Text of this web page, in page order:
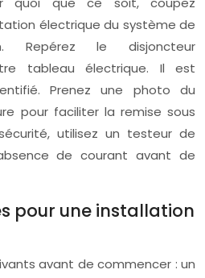
électrique du système de
Repérez le disjoncteur
tableau électrique. Il est
Prenez une photo du
pour faciliter la remise sous
utilisez un testeur de
de courant avant de
pour une installation
avant de commencer : un